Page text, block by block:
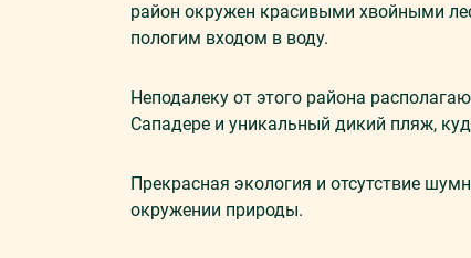
район окружен красивыми хвойными
пологим входом в воду.
Неподалеку от этого района
Сападере и уникальный дикий пляж,
Прекрасная экология и отсутствие
окружении природы.